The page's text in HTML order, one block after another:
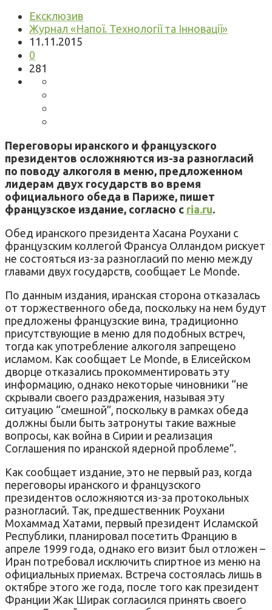
Ексклюзив
Журнал «Напої. Технології та Інновації»
11.11.2015
0
281
Переговоры иранского и французского
президентов осложняются из-за разногласий
по поводу алкоголя в меню, предложенном
лидерам двух государств во время
официального обеда в Париже, пишет
французское издание, согласно с ria.ru.
Обед иранского президента Хасана Роухани с
французским коллегой Франсуа Олландом рискует
не состояться из-за разногласий по меню между
главами двух государств, сообщает Le Monde.
По данным издания, иранская сторона отказалась
от торжественного обеда, поскольку на нем будут
предложены французские вина, традиционно
присутствующие в меню для подобных встреч,
тогда как употребление алкоголя запрещено
исламом. Как сообщает Le Monde, в Елисейском
дворце отказались прокомментировать эту
информацию, однако некоторые чиновники “не
скрывали своего раздражения, называя эту
ситуацию “смешной”, поскольку в рамках обеда
должны были быть затронуты такие важные
вопросы, как война в Сирии и реализация
Соглашения по иранской ядерной проблеме”.
Как сообщает издание, это не первый раз, когда
переговоры иранского и французского
президентов осложняются из-за протокольных
разногласий. Так, предшественник Роухани
Мохаммад Хатами, первый президент Исламской
Республики, планировал посетить Францию в
апреле 1999 года, однако его визит был отложен –
Иран потребовал исключить спиртное из меню на
официальных приемах. Встреча состоялась лишь в
октябре этого же года, после того как президент
Франции Жак Ширак согласился принять своего